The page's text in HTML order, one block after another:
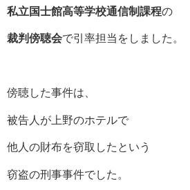
私立国士館高等学校通信制課程の
裁判傍聴会で引率担当をしました。
傍聴した事件は、
被告人が上野のホテルで
他人の財布を窃取したという
窃盗の刑事事件でした。